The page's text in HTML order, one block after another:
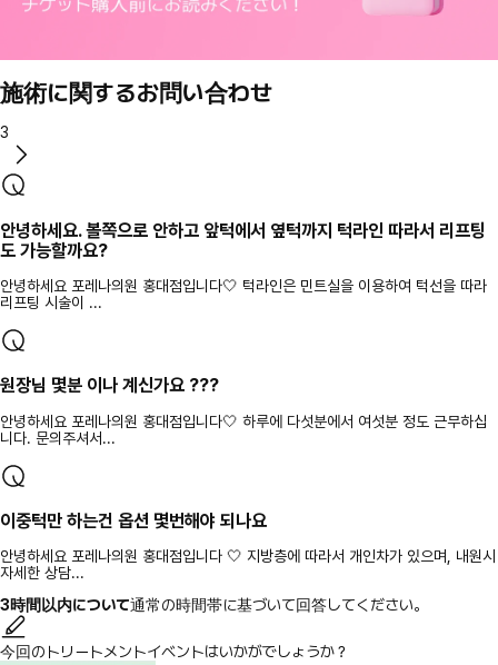
施術に関するお問い合わせ
3
안녕하세요. 볼쪽으로 안하고 앞턱에서 옆턱까지 턱라인 따라서 리프팅
도 가능할까요?
안녕하세요 포레나의원 홍대점입니다🤍 턱라인은 민트실을 이용하여 턱선을 따라
리프팅 시술이 ...
원장님 몇분 이나 계신가요 ???
안녕하세요 포레나의원 홍대점입니다🤍 하루에 다섯분에서 여섯분 정도 근무하십
니다. 문의주셔서...
이중턱만 하는건 옵션 몇번해야 되나요
안녕하세요 포레나의원 홍대점입니다 🤍 지방층에 따라서 개인차가 있으며, 내원시
자세한 상담...
3時間以内について通常の時間帯に基づいて回答してください。
今回のトリートメントイベントはいかがでしょうか？